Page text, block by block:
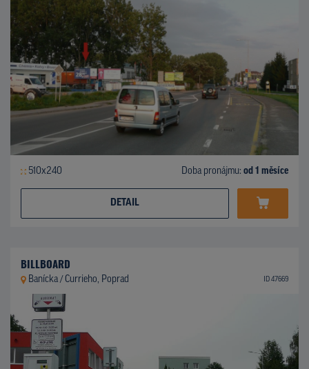
510x240 Doba pronájmu: od 1 měsíce
DETAIL
BILLBOARD
Banícka / Currieho, Poprad ID 47669